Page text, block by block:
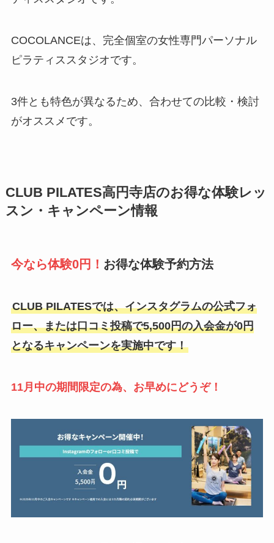
COCOLANCEは、完全個室の女性専門パーソナル
ピラティススタジオです。
3件とも特色が異なるため、合わせての比較・検討
がオススメです。
CLUB PILATES高円寺店のお得な体験レッ
スン・キャンペーン情報
今なら体験0円！ お得な体験予約方法
CLUB PILATESでは、インスタグラムの公式フォ
ロー、または口コミ投稿で5,500円の入会金が0円
となるキャンペーンを実施中です！
11月中の期間限定の為、お早めにどうぞ！